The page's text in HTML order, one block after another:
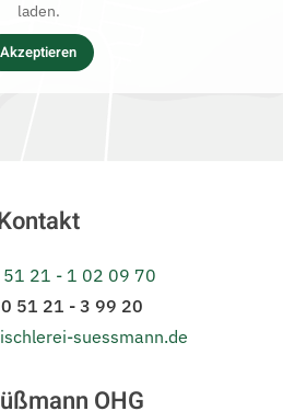
laden.
Akzeptieren
OHG
51 21 - 1 02 09 70
51 21 - 3 99 20
suessmann.de